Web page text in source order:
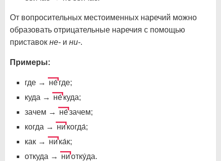
От вопросительных местоименных наречий можно
образовать отрицательные наречия с помощью
приставок не- и ни-.
Примеры:
где → не́где;
куда → не́куда;
зачем → не́зачем;
когда → никогда́;
как → ника́к;
откуда → ниотку́да.